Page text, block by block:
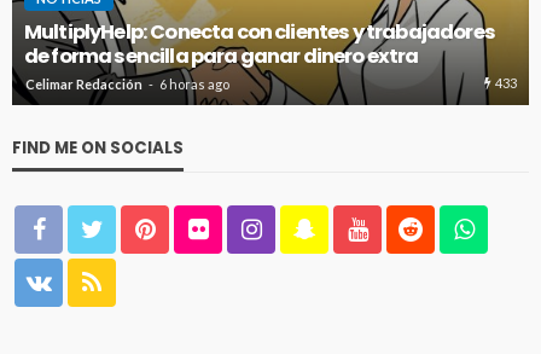
MultiplyHelp: Conecta con clientes y trabajadores
de forma sencilla para ganar dinero extra
Celimar Redacción 6 horas ago 433
FIND ME ON SOCIALS